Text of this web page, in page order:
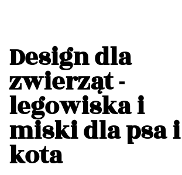
Design dla
zwierząt -
legowiska i
miski dla psa i
kota